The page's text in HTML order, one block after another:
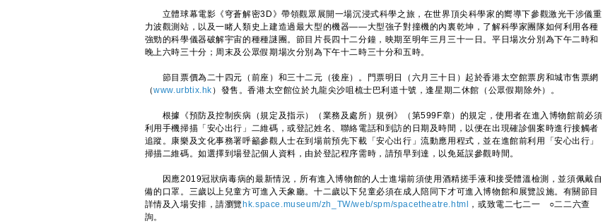
立體球幕電影《穹蒼解密3D》帶領觀眾展開一場沉浸式科學之旅，在世界頂尖科學家的嚮導下參觀激光干涉儀重
力波觀測站，以及一睹人類史上建造過最大型的機器——大型強子對撞機的內裏乾坤，了解科學家團隊如何利用各種
強勁的科學儀器破解宇宙的種種謎團。節目片長四十二分鐘，映期至明年三月三十一日。平日場次分別為下午二時和
晚上六時三十分；周末及公眾假期場次分別為下午十二時三十分和五時。
節目票價為二十四元（前座）和三十二元（後座）。門票明日（六月三十日）起於香港太空館票房和城市售票網
（www.urbtix.hk ）發售。香港太空館位於九龍尖沙咀梳士巴利道十號，逢星期二休館（公眾假期除外）。
根據《預防及控制疾病（規定及指示）（業務及處所）規例》（第599F章）的規定，使用者在進入博物館前必須
利用手機掃描「安心出行」二維碼，或登記姓名、聯絡電話和到訪的日期及時間，以便在出現確診個案時進行接觸者
追蹤。康樂及文化事務署呼籲參觀人士在到場前預先下載「安心出行」流動應用程式，並在進館前利用「安心出行」
掃描二維碼。如選擇到場登記個人資料，由於登記程序需時，請預早到達，以免延誤參觀時間。
因應2019冠狀病毒病的最新情況，所有進入博物館的人士進場前須使用酒精搓手液和接受體溫檢測，並須佩戴自
備的口罩。三歲以上兒童方可進入天象廳。十二歲以下兒童必須在成人陪同下才可進入博物館和展覽設施。有關節目
詳情及入場安排，請瀏覽 hk.space.museum/zh_TW/web/spm/spacetheatre.html
，或致電二七二一 ○二二六查
詢。